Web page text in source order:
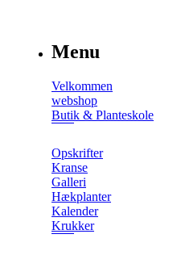
Menu
Velkommen
webshop
Butik & Planteskole
Opskrifter
Kranse
Galleri
Hækplanter
Kalender
Krukker